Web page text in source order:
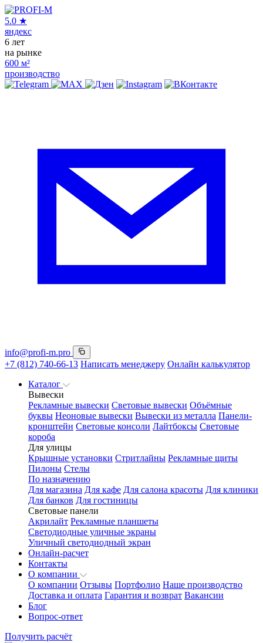
5.0 ★
яндекс
6 лет
на рынке
600 м²
производство
info@profi-m.pro
+7 (812) 740-66-13 Написать менеджеру Онлайн калькулятор
Каталог
Вывески
Рекламные вывески Световые вывески Объёмные
буквы Неоновые вывески Вывески из металла Панели-
кронштейн Световые консоли Лайтбоксы Световые
короба
Для улицы
Крышные установки Стритлайны Рекламные щиты
Пилоны Стелы
По назначению
Для магазина Для кафе Для салона красоты Для клиники
Для банков Для гостиницы
Световые панели
Акрилайт Рекламные планшеты
Светодиодные уличные экраны
Уличный светодиодный экран
Онлайн-расчет
Контакты
О компании
О компании Отзывы Портфолио Наше производство
Доставка и оплата Гарантия и возврат Вакансии
Блог
Вопрос-ответ
Получить расчёт